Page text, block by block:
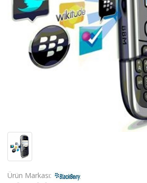
Ürün Markası: